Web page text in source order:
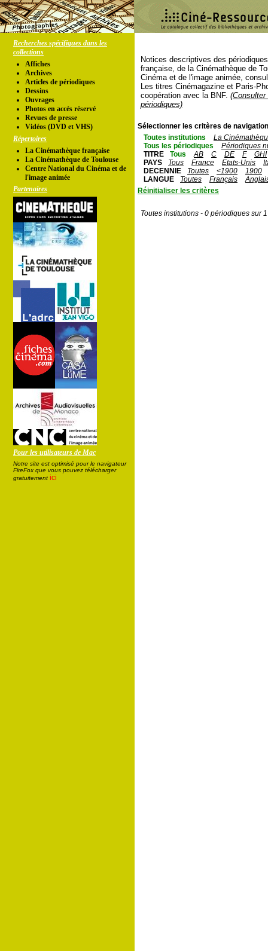
Recherches spécifiques dans les
collections
Affiches
Archives
Articles de périodiques
Dessins
Ouvrages
Photos en accés réservé
Revues de presse
Vidéos (DVD et VHS)
Répertoires
La Cinémathèque française
La Cinémathèque de Toulouse
Centre National du Cinéma et de
l'image animée
Partenaires
Pour les utilisateurs de Mac
Notre site est optimisé pour le navigateur
FireFox que vous pouvez télécharger
gratuitement ici
Notices descriptives des
française, de la Cinémathèque de
Cinéma et de l'image animée,
Les titres Cinémagazine et Paris-
coopération avec la BNF.
périodiques)
Sélectionner les critères de
Toutes institutions
La
Tous les périodiques
Périodiques
TITRE
Tous AB C DE F
GHI
PAYS
Tous France Etats-Unis
DECENNIE
Toutes <1900
1900
LANGUE
Toutes Français
Réinitialiser les critères
Toutes institutions - 0 périodiques sur